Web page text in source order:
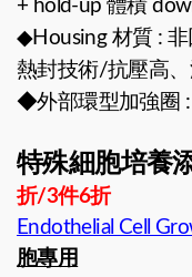
+ hold-up 體積
◆Housing 材質 :
熱封技術/抗壓高、
◆外部環型加強圈 :
特殊細胞培養
折/3件6折
Endothelial Cell
胞專用